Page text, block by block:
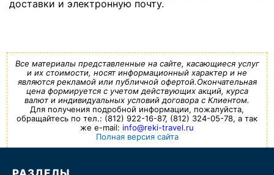
доставки и электронную почту.
Все материалы представленные на сайте, касающиеся услуг
и их стоимости, носят информационный характер и не
являются рекламой или публичной офертой.Окончательная
цена формируется с учетом действующих акций, курса
валют и индивидуальных условий договора с Клиентом.
Для получения подробной информации, пожалуйста,
обращайтесь по тел.: (812) 922-16-87, (812) 324-05-78, а так
же e-mail: info@reki-travel.ru
Полная версия сайта